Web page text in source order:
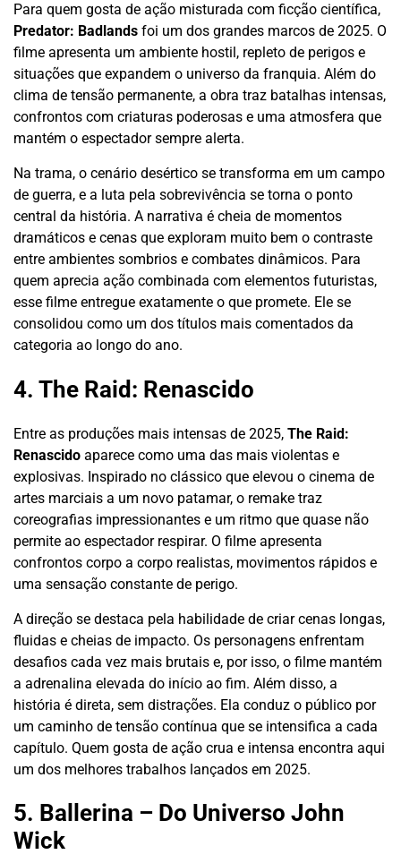
Para quem gosta de ação misturada com ficção científica,
Predator: Badlands foi um dos grandes marcos de 2025. O
filme apresenta um ambiente hostil, repleto de perigos e
situações que expandem o universo da franquia. Além do
clima de tensão permanente, a obra traz batalhas intensas,
confrontos com criaturas poderosas e uma atmosfera que
mantém o espectador sempre alerta.
Na trama, o cenário desértico se transforma em um campo
de guerra, e a luta pela sobrevivência se torna o ponto
central da história. A narrativa é cheia de momentos
dramáticos e cenas que exploram muito bem o contraste
entre ambientes sombrios e combates dinâmicos. Para
quem aprecia ação combinada com elementos futuristas,
esse filme entregue exatamente o que promete. Ele se
consolidou como um dos títulos mais comentados da
categoria ao longo do ano.
4. The Raid: Renascido
Entre as produções mais intensas de 2025, The Raid:
Renascido aparece como uma das mais violentas e
explosivas. Inspirado no clássico que elevou o cinema de
artes marciais a um novo patamar, o remake traz
coreografias impressionantes e um ritmo que quase não
permite ao espectador respirar. O filme apresenta
confrontos corpo a corpo realistas, movimentos rápidos e
uma sensação constante de perigo.
A direção se destaca pela habilidade de criar cenas longas,
fluidas e cheias de impacto. Os personagens enfrentam
desafios cada vez mais brutais e, por isso, o filme mantém
a adrenalina elevada do início ao fim. Além disso, a
história é direta, sem distrações. Ela conduz o público por
um caminho de tensão contínua que se intensifica a cada
capítulo. Quem gosta de ação crua e intensa encontra aqui
um dos melhores trabalhos lançados em 2025.
5. Ballerina – Do Universo John
Wick